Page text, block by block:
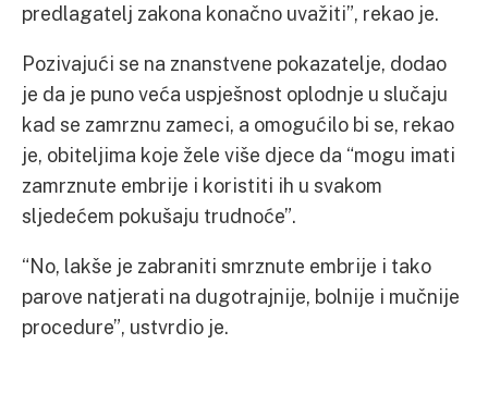
predlagatelj zakona konačno uvažiti”, rekao je.
Pozivajući se na znanstvene pokazatelje, dodao
je da je puno veća uspješnost oplodnje u slučaju
kad se zamrznu zameci, a omogućilo bi se, rekao
je, obiteljima koje žele više djece da “mogu imati
zamrznute embrije i koristiti ih u svakom
sljedećem pokušaju trudnoće”.
“No, lakše je zabraniti smrznute embrije i tako
parove natjerati na dugotrajnije, bolnije i mučnije
procedure”, ustvrdio je.